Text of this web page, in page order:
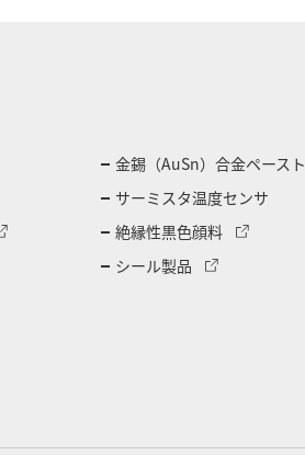
金錫（AuSn）合金ペースト
サーミスタ温度センサ
絶縁性黒色顔料
シール製品